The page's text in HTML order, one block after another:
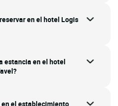
en el hotel Logis
estancia en el hotel
en el establecimiento